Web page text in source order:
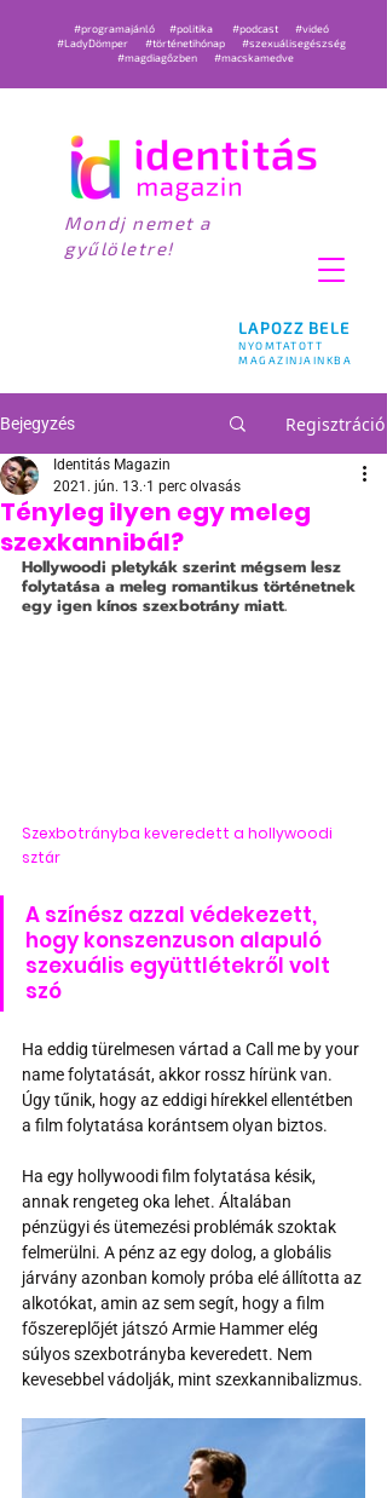
LAPOZZ BELE
NYOMTATOTT
MAGAZINJAINKBA
#programajánló #politika #podcast
#videó
#LadyDömper
#történetihónap
#szexuálisegészség
#magdiagőzben
#macskamedve
Mondj nemet a
gyűlöletre!
Bejegyzés Regisztráció
Tényleg ilyen egy meleg
szexkannibál?
Identitás Magazin
2021. jún. 13. 1 perc olvasás
Hollywoodi pletykák szerint mégsem lesz
folytatása a meleg romantikus történetnek
egy igen kínos szexbotrány miatt.
Szexbotrányba keveredett a hollywoodi
sztár
A színész azzal védekezett,
hogy konszenzuson alapuló
szexuális együttlétekről volt
szó
Ha eddig türelmesen vártad a Call me by your
name folytatását, akkor rossz hírünk van.
Úgy tűnik, hogy az eddigi hírekkel ellentétben
a film folytatása korántsem olyan biztos.
Ha egy hollywoodi film folytatása késik,
annak rengeteg oka lehet. Általában
pénzügyi és ütemezési problémák szoktak
felmerülni. A pénz az egy dolog, a globális
járvány azonban komoly próba elé állította az
alkotókat, amin az sem segít, hogy a film
főszereplőjét játszó Armie Hammer elég
súlyos szexbotrányba keveredett. Nem
kevesebbel vádolják, mint szexkannibalizmus.